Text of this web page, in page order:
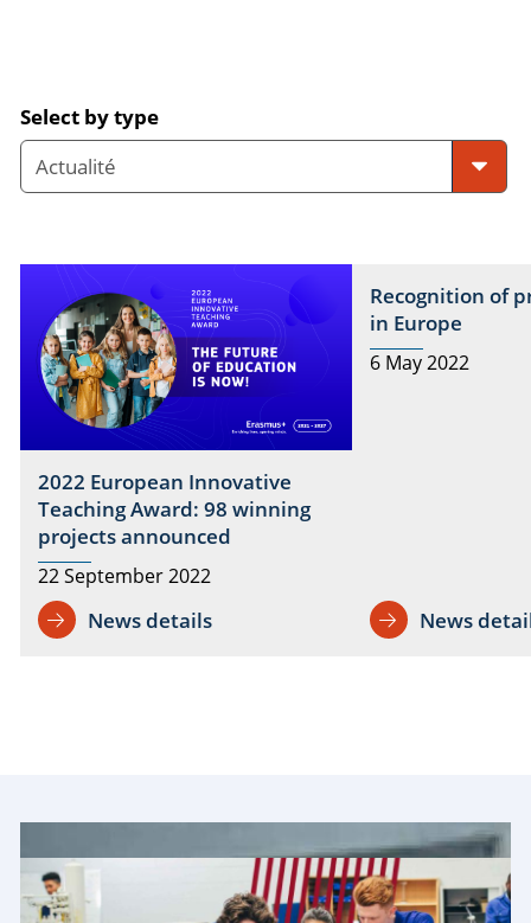
Select by type
2022 European Innovative
Teaching Award: 98 winning
projects announced
22 September 2022
News details
Recognition of
in Europe
6 May 2022
News